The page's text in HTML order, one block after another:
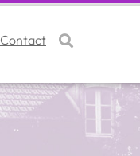
Contact
OK